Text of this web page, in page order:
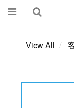
View All